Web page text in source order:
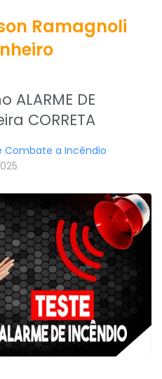
Ramagnoli
DE
CORRETA
Combate a Incêndio